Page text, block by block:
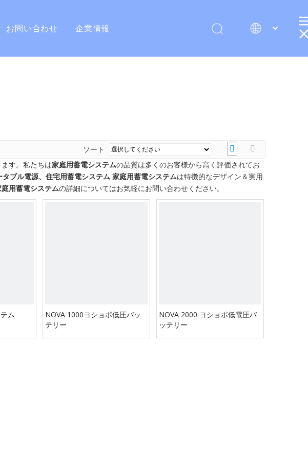
お問い合わせ 企業情報
ソート
す。私たちは家庭用蓄電システムの品質は多くのお客様から高く評価されてお
タブル電源、住宅用蓄電システム 家庭用蓄電システムは特徴的なデザイン＆実用
用蓄電システムの詳細についてはお気軽にお問い合わせください。
ム
NOVA 1000ヨショポ低圧バッ
テリー
NOVA 2000 ヨショポ低電圧バ
ッテリー